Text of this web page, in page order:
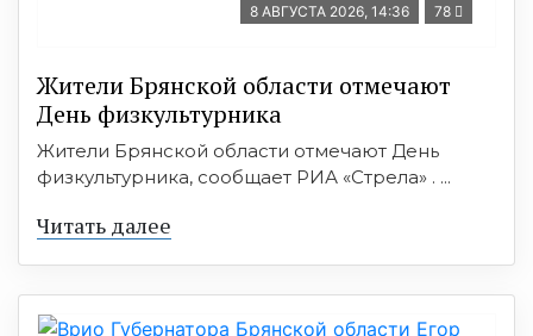
8 АВГУСТА 2026, 14:36 78
Жители Брянской области отмечают
День физкультурника
Жители Брянской области отмечают День
физкультурника, сообщает РИА «Стрела» . ...
Читать далее